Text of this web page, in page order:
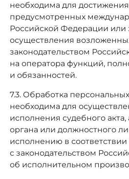
необходима для
предусмотренных
Российской Федерации или
осуществления
законодательством
на оператора функций,
и обязанностей.
7.3. Обработка
необходима для
исполнения судебного акта,
органа или должностного
исполнению в соответствии
с законодательством
об исполнительном